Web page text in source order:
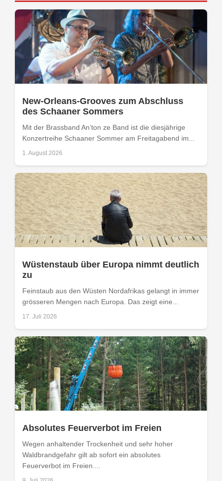
New-Orleans-Grooves zum Abschluss
des Schaaner Sommers
Mit der Brassband An’ton ze Band ist die diesjährige
Konzertreihe Schaaner Sommer am Freitagabend im...
1. August 2026
Wüstenstaub über Europa nimmt deutlich
zu
Feinstaub aus den Wüsten Nordafrikas gelangt in immer
grösseren Mengen nach Europa. Das zeigt eine...
17. Juli 2026
Absolutes Feuerverbot im Freien
Wegen anhaltender Trockenheit und sehr hoher
Waldbrandgefahr gilt ab sofort ein absolutes
Feuerverbot im Freien....